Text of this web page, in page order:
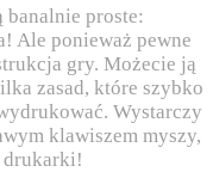
banalnie proste:
Ale ponieważ pewne
gry. Możecie ją
zasad, które szybko
Wystarczy
klawiszem myszy,
drukarki!